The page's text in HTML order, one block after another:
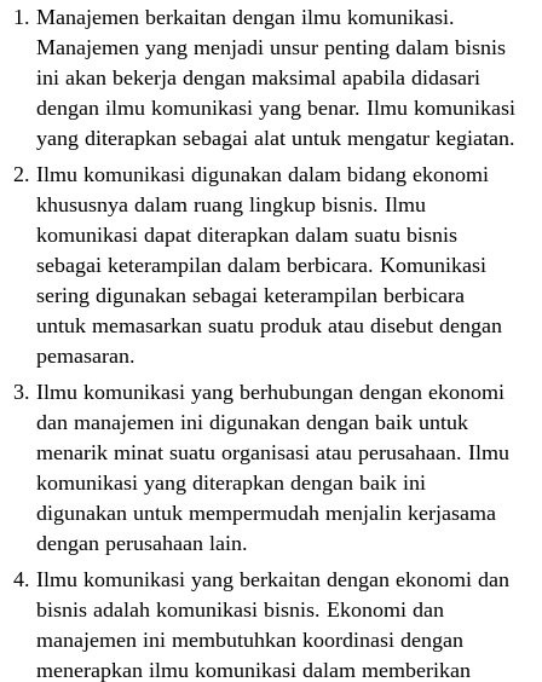
Manajemen berkaitan dengan ilmu komunikasi.
Manajemen yang menjadi unsur penting dalam bisnis
ini akan bekerja dengan maksimal apabila didasari
dengan ilmu komunikasi yang benar. Ilmu komunikasi
yang diterapkan sebagai alat untuk mengatur kegiatan.
Ilmu komunikasi digunakan dalam bidang ekonomi
khususnya dalam ruang lingkup bisnis. Ilmu
komunikasi dapat diterapkan dalam suatu bisnis
sebagai keterampilan dalam berbicara. Komunikasi
sering digunakan sebagai keterampilan berbicara
untuk memasarkan suatu produk atau disebut dengan
pemasaran.
Ilmu komunikasi yang berhubungan dengan ekonomi
dan manajemen ini digunakan dengan baik untuk
menarik minat suatu organisasi atau perusahaan. Ilmu
komunikasi yang diterapkan dengan baik ini
digunakan untuk mempermudah menjalin kerjasama
dengan perusahaan lain.
Ilmu komunikasi yang berkaitan dengan ekonomi dan
bisnis adalah komunikasi bisnis. Ekonomi dan
manajemen ini membutuhkan koordinasi dengan
menerapkan ilmu komunikasi dalam memberikan